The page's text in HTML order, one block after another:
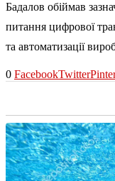
Бадалов обіймав
питання цифрової
та автоматизації
0 FacebookTwitter